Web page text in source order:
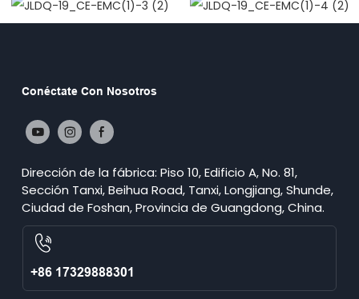
Conéctate Con Nosotros
Dirección de la fábrica: Piso 10, Edificio A, No. 81,
Sección Tanxi, Beihua Road, Tanxi, Longjiang, Shunde,
Ciudad de Foshan, Provincia de Guangdong, China.
+86 17329888301